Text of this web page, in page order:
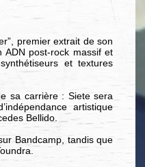
premier extrait de son
post-rock massif et
et textures
sa carrière : Siete sera
artistique
Bellido.
Bandcamp, tandis que